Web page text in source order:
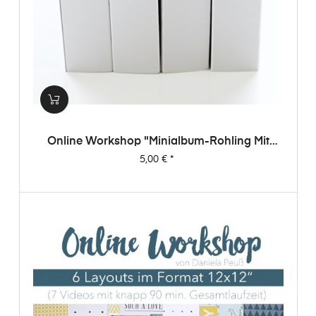
Online Workshop "Minialbum-Rohling Mit
Dani"
Preis
5,00 €*